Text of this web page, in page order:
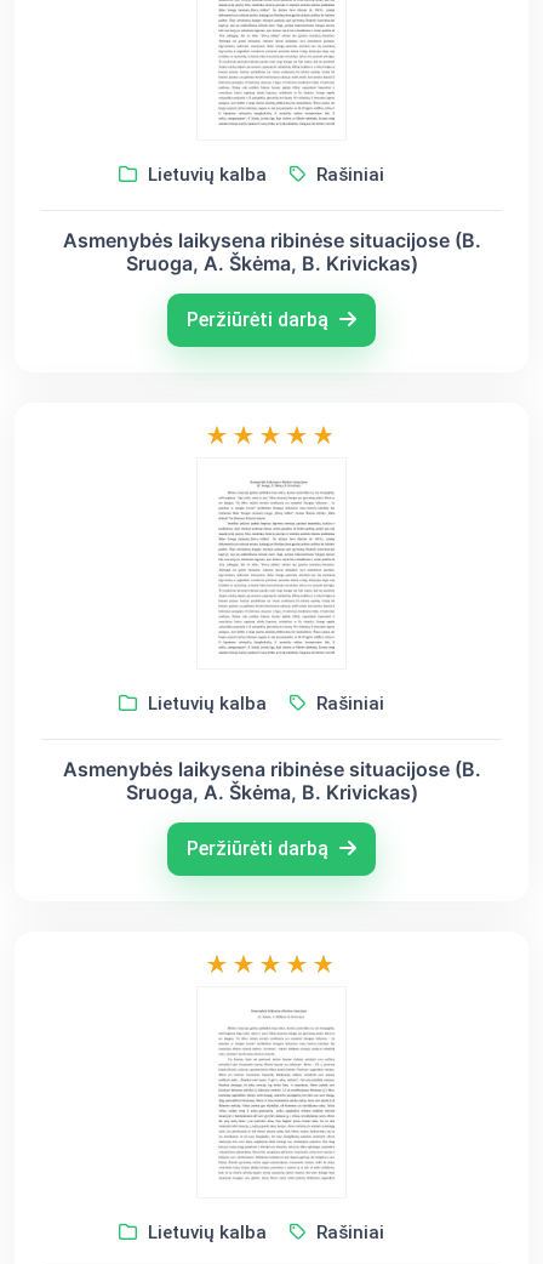
Lietuvių kalba Rašiniai
Asmenybės laikysena ribinėse situacijose (B.
Sruoga, A. Škėma, B. Krivickas)
Peržiūrėti darbą
Lietuvių kalba Rašiniai
Asmenybės laikysena ribinėse situacijose (B.
Sruoga, A. Škėma, B. Krivickas)
Peržiūrėti darbą
Lietuvių kalba Rašiniai